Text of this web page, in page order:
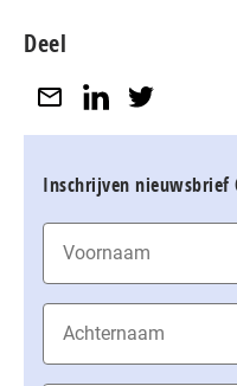
Deel
Inschrijven nieuwsbrief